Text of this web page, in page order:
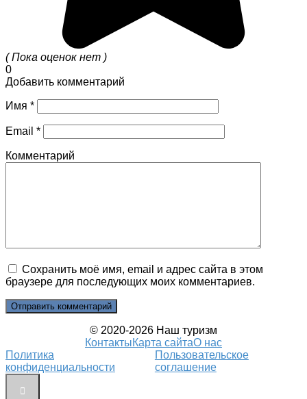
( Пока оценок нет )
0
Добавить комментарий
Имя *
Email *
Комментарий
Сохранить моё имя, email и адрес сайта в этом
браузере для последующих моих комментариев.
© 2020-2026 Наш туризм
КонтактыКарта сайтаО нас
Политика
конфиденциальности
Пользовательское
соглашение